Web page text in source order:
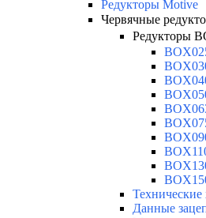
Редукторы Motive
Червячные
Редукторы
Технические
Данные